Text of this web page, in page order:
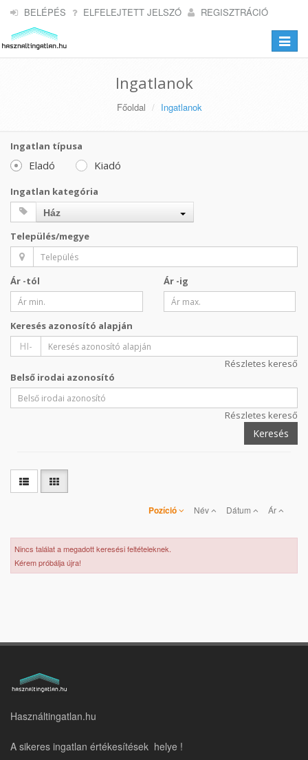
BELÉPÉS ELFELEJTETT JELSZÓ REGISZTRÁCIÓ
Toggle
Ingatlanok
Főoldal Ingatlanok
Ingatlan típusa
Eladó Kiadó
Ingatlan kategória
Ház
Település/megye
Ár -tól Ár -ig
Keresés azonosító alapján
HI-
Részletes kereső
Belső irodai azonosító
Részletes kereső
Keresés
Pozíció Név Dátum Ár
Nincs találat a megadott keresési feltételeknek.
Kérem próbálja újra!
Használtingatlan.hu
A sikeres ingatlan értékesítések helye !